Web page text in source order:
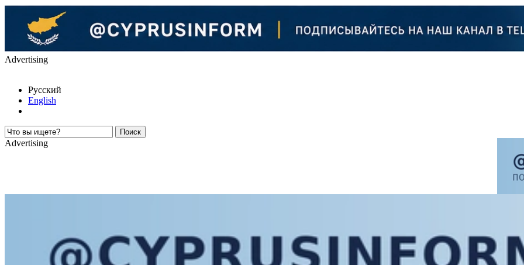
Advertising
Русский
English
Advertising